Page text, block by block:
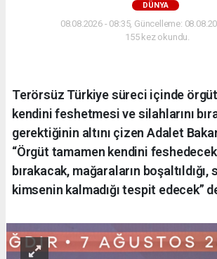
DÜNYA
08.08.2026 - 08:35, Güncelleme:
155 kez okundu.
Terörsüz Türkiye süreci içinde
kendini feshetmesi ve silahlarını
gerektiğinin altını çizen Adalet
“Örgüt tamamen kendini
bırakacak, mağaraların boşaltıldığı,
kimsenin kalmadığı tespit edecek”